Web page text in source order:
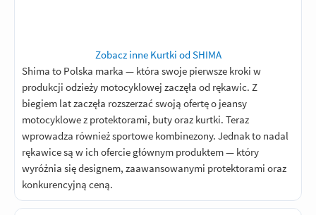
Zobacz inne Kurtki od SHIMA
Shima to Polska marka — która swoje pierwsze kroki w
produkcji odzieży motocyklowej zaczęła od rękawic. Z
biegiem lat zaczęła rozszerzać swoją ofertę o jeansy
motocyklowe z protektorami, buty oraz kurtki. Teraz
wprowadza również sportowe kombinezony. Jednak to nadal
rękawice są w ich ofercie głównym produktem — który
wyróżnia się designem, zaawansowanymi protektorami oraz
konkurencyjną ceną.